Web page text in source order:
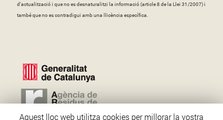
d’actualització i que no es desnaturalitzi la informació (article 8 de la Llei 31/2007) i
també que no es contradigui amb una llicència específica.
Aquest lloc web utilitza cookies per millorar la vostra